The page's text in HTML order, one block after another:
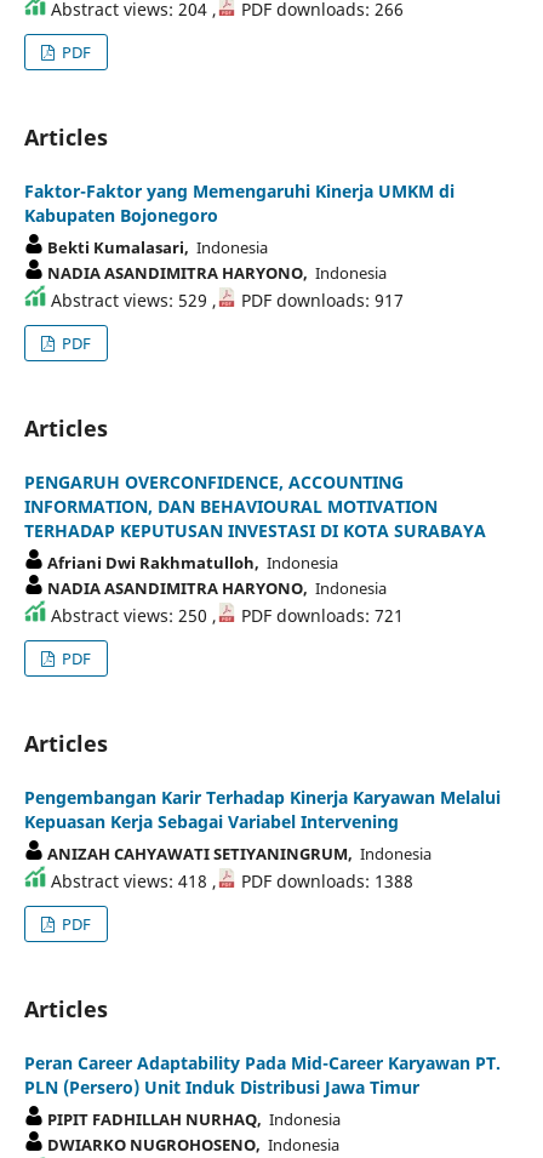
Abstract views: 204 , PDF downloads: 266
PDF
Articles
Faktor-Faktor yang Memengaruhi Kinerja UMKM di
Kabupaten Bojonegoro
Bekti Kumalasari, Indonesia
NADIA ASANDIMITRA HARYONO, Indonesia
Abstract views: 529 , PDF downloads: 917
PDF
Articles
PENGARUH OVERCONFIDENCE, ACCOUNTING
INFORMATION, DAN BEHAVIOURAL MOTIVATION
TERHADAP KEPUTUSAN INVESTASI DI KOTA SURABAYA
Afriani Dwi Rakhmatulloh, Indonesia
NADIA ASANDIMITRA HARYONO, Indonesia
Abstract views: 250 , PDF downloads: 721
PDF
Articles
Pengembangan Karir Terhadap Kinerja Karyawan Melalui
Kepuasan Kerja Sebagai Variabel Intervening
ANIZAH CAHYAWATI SETIYANINGRUM, Indonesia
Abstract views: 418 , PDF downloads: 1388
PDF
Articles
Peran Career Adaptability Pada Mid-Career Karyawan PT.
PLN (Persero) Unit Induk Distribusi Jawa Timur
PIPIT FADHILLAH NURHAQ, Indonesia
DWIARKO NUGROHOSENO, Indonesia